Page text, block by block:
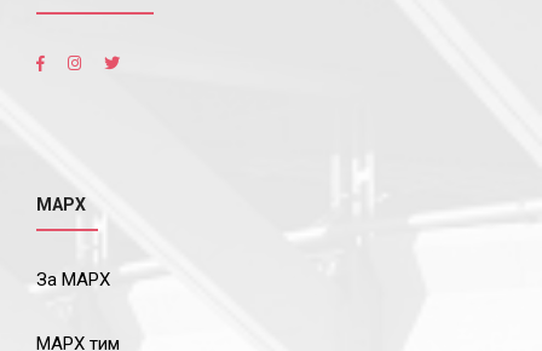
МАРХ
За МАРХ
МАРХ тим